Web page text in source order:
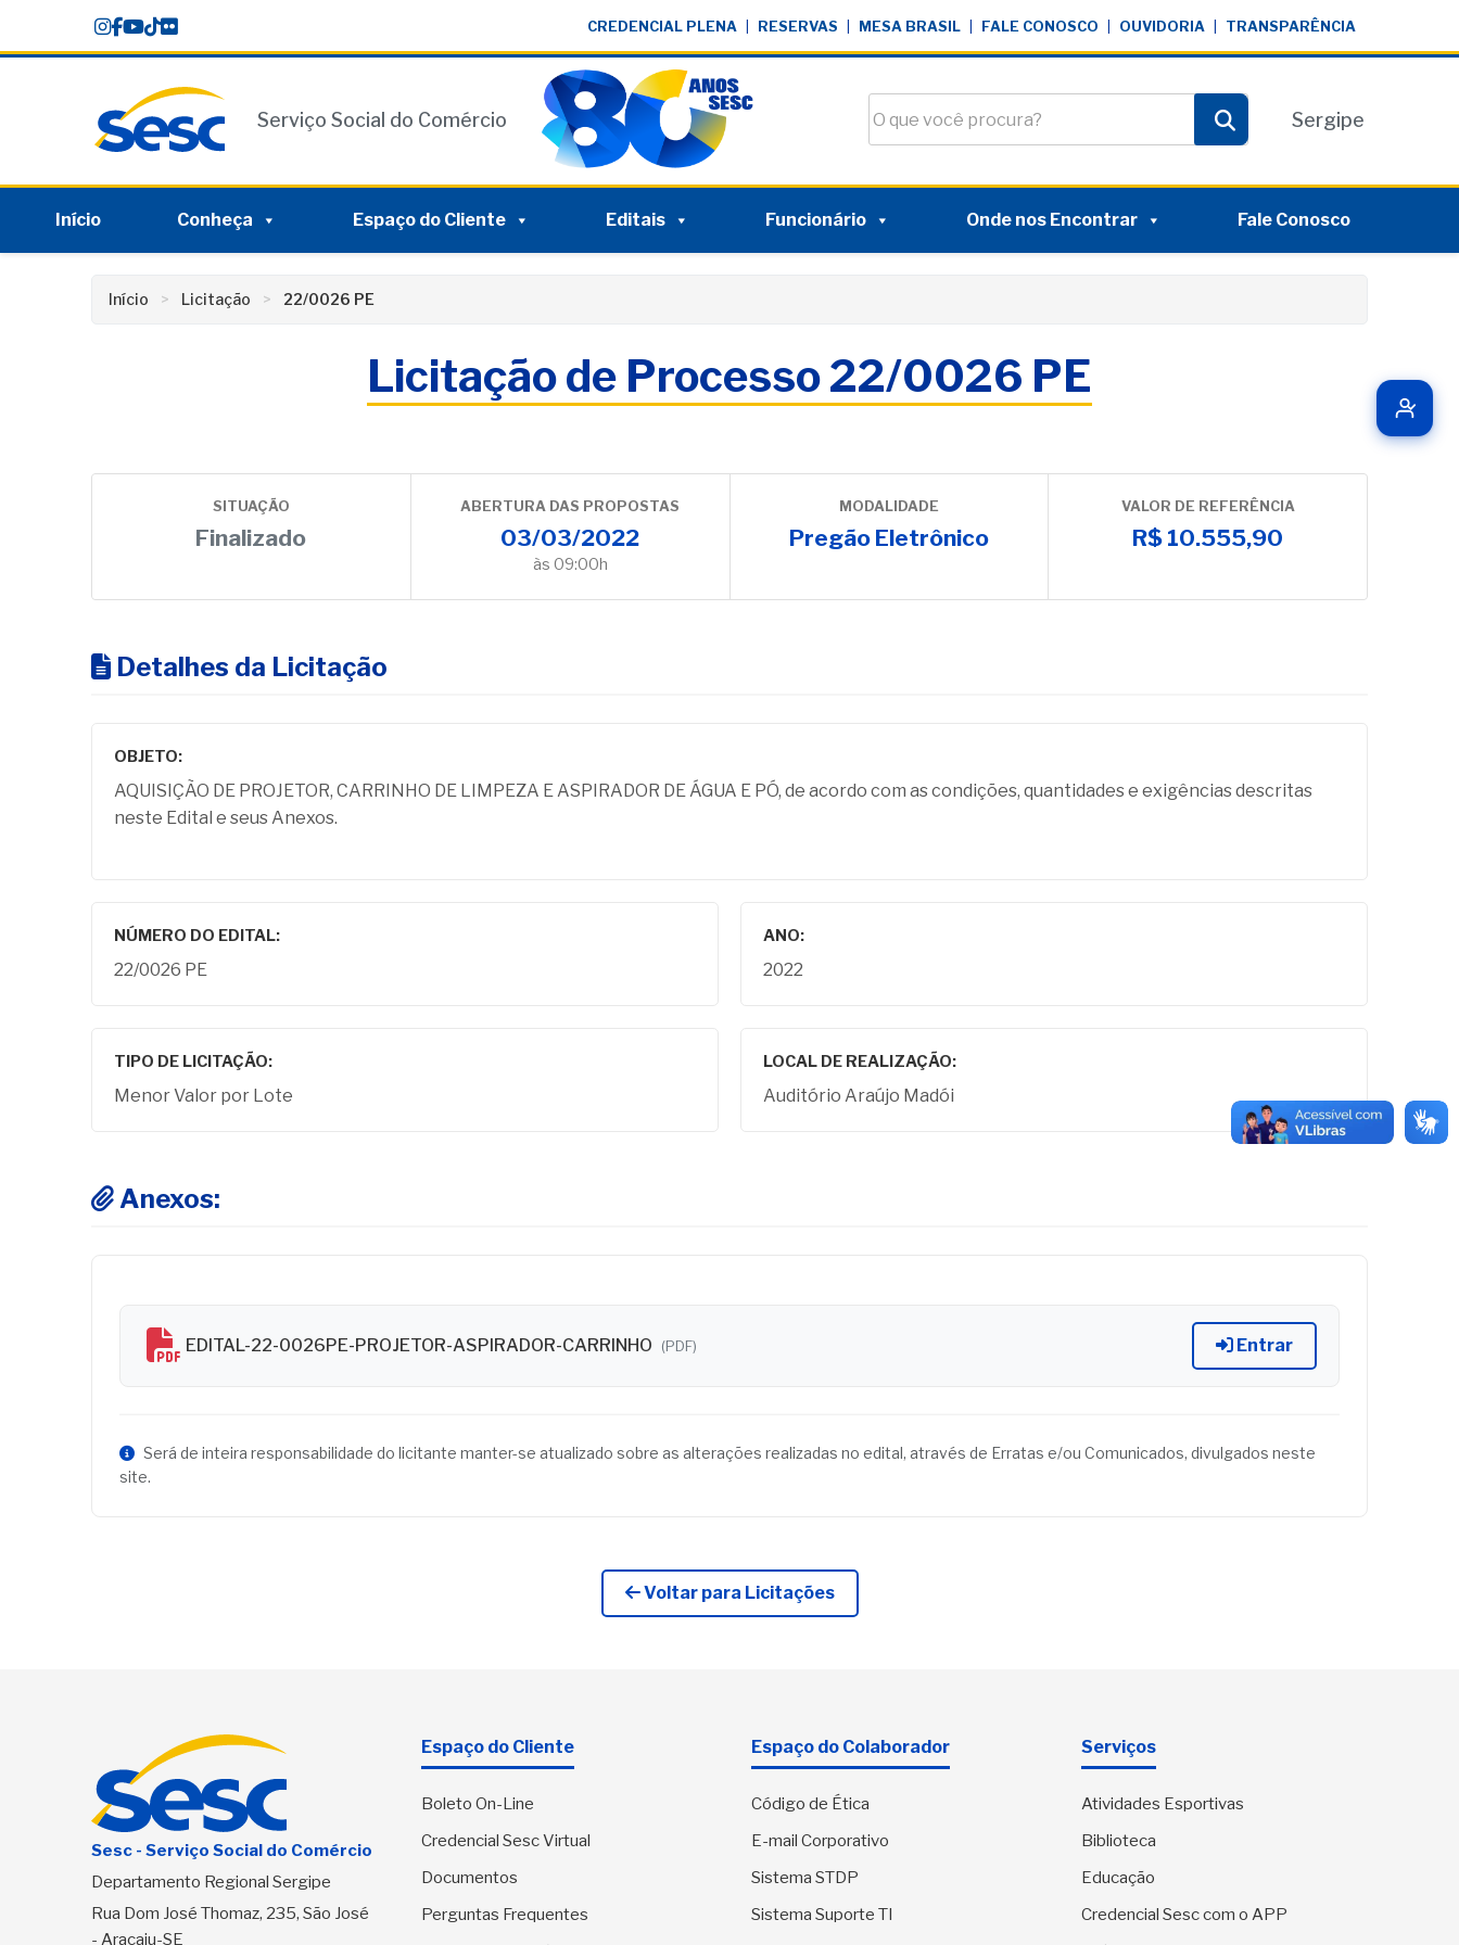
content
CREDENCIAL PLENA RESERVAS MESA BRASIL FALE CONOSCO OUVIDORIA TRANSPARÊNCIA
Serviço Social do Comércio
Pesquisar
Sergipe
Início Conheça Espaço do Cliente Editais Funcionário Onde nos Encontrar Fale Conosco
Início Licitação 22/0026 PE
Licitação de Processo 22/0026 PE
SITUAÇÃO
Finalizado
ABERTURA DAS PROPOSTAS
03/03/2022
às 09:00h
MODALIDADE
Pregão Eletrônico
VALOR DE REFERÊNCIA
R$ 10.555,90
Detalhes da Licitação
OBJETO:
AQUISIÇÃO DE PROJETOR, CARRINHO DE LIMPEZA E ASPIRADOR DE ÁGUA E PÓ, de acordo com as condições, quantidades e exigências descritas
neste Edital e seus Anexos.
NÚMERO DO EDITAL:
22/0026 PE
ANO:
2022
TIPO DE LICITAÇÃO:
Menor Valor por Lote
LOCAL DE REALIZAÇÃO:
Auditório Araújo Madói
Anexos:
EDITAL-22-0026PE-PROJETOR-ASPIRADOR-CARRINHO (PDF) Entrar
Será de inteira responsabilidade do licitante manter-se atualizado sobre as alterações realizadas no edital, através de Erratas e/ou Comunicados, divulgados neste
site.
Voltar para Licitações
Sesc - Serviço Social do Comércio
Departamento Regional Sergipe
Rua Dom José Thomaz, 235, São José
- Aracaju-SE
Espaço do Cliente
Boleto On-Line
Credencial Sesc Virtual
Documentos
Perguntas Frequentes
Espaço do Colaborador
Código de Ética
E-mail Corporativo
Sistema STDP
Sistema Suporte TI
Serviços
Atividades Esportivas
Biblioteca
Educação
Credencial Sesc com o APP